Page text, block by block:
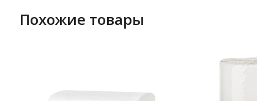
Похожие товары